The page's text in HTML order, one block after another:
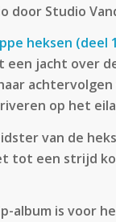
door Studio
heksen (deel
een jacht over
op het
van de
tot een strijd
album is voor